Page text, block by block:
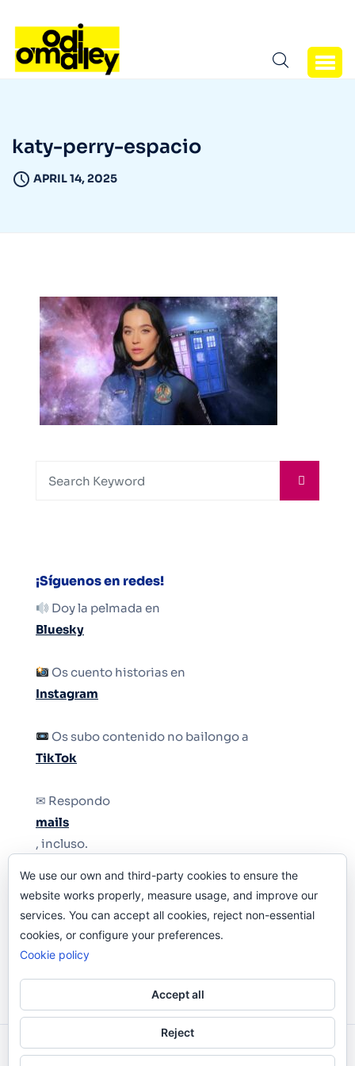
katy-perry-espacio
APRIL 14, 2025
¡Síguenos en redes!
Doy la pelmada en
Bluesky
Os cuento historias en
Instagram
Os subo contenido no bailongo a
TikTok
✉ Respondo
mails
, incluso.
Y si una persona no puede tener teléfono, que
le quiten el teléfono.
Odi O'Malley © 2016-2025. Todos Los Derechos
We use our own and third-party cookies to ensure the
website works properly, measure usage, and improve our
services. You can accept all cookies, reject non-essential
cookies, or configure your preferences.
Cookie policy
Accept all
Reject